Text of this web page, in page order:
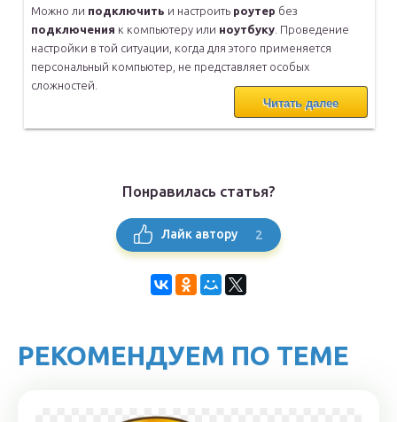
Можно ли подключить и настроить роутер без
подключения к компьютеру или ноутбуку . Проведение
настройки в той ситуации, когда для этого применяется
персональный компьютер, не представляет особых
сложностей.
Читать далее
Понравилась статья?
Лайк автору 2
РЕКОМЕНДУЕМ ПО ТЕМЕ